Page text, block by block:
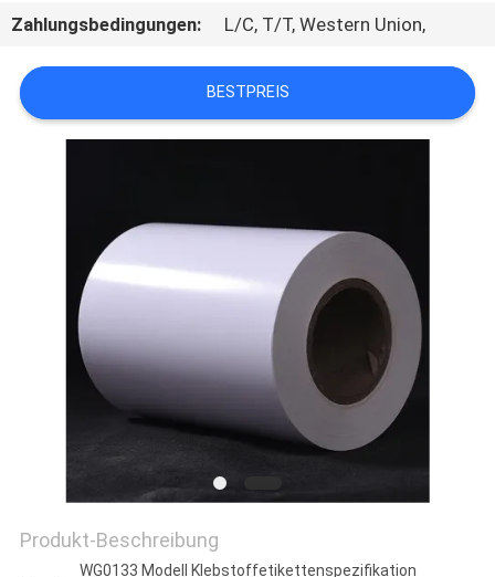
MIT
UNS
IN
VERBINDUNG
FORDERN
SITEMAP
PRIVACY
POLICY
Zahlungsbedingungen:
L/C, T/T, Western Union,
BESTPREIS
Produkt-Beschreibung
WG0133 Modell Klebstoffetikettenspezifikation